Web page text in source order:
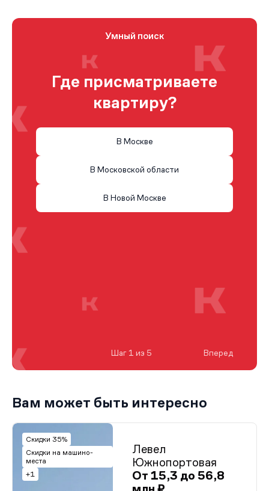
Умный поиск
Где присматриваете
квартиру?
В Москве
В Московской области
В Новой Москве
Шаг 1 из 5 Вперед
Вам может быть интересно
Скидки 35%
Скидки на машино-
места
+1
Левел
Южнопортовая
От 15,3 до 56,8